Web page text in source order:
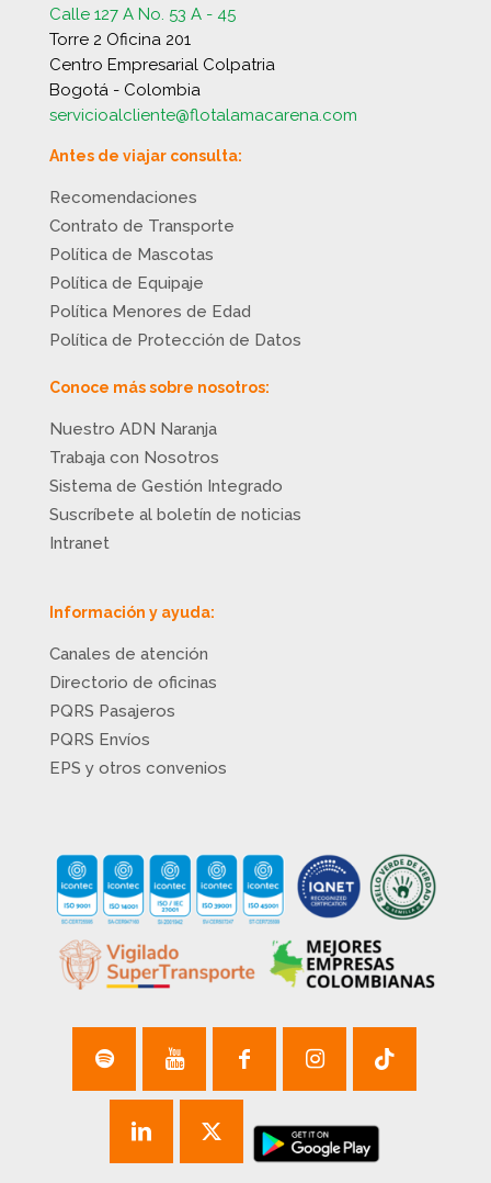
Calle 127 A No. 53 A - 45
Torre 2 Oficina 201
Centro Empresarial Colpatria
Bogotá - Colombia
servicioalcliente@flotalamacarena.com
Antes de viajar consulta:
Recomendaciones
Contrato de Transporte
Política de Mascotas
Política de Equipaje
Política Menores de Edad
Política de Protección de Datos
Conoce más sobre nosotros:
Nuestro ADN Naranja
Trabaja con Nosotros
Sistema de Gestión Integrado
Suscríbete al boletín de noticias
Intranet
Información y ayuda:
Canales de atención
Directorio de oficinas
PQRS Pasajeros
PQRS Envíos
EPS y otros convenios